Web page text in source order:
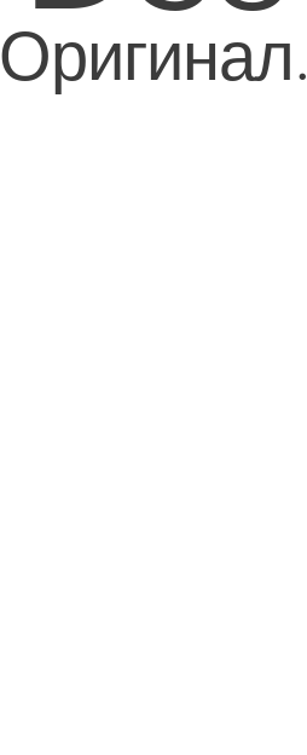
Оригинал.